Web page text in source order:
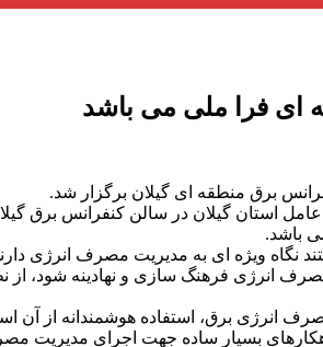
ای فرا ملی می باشد
برق منطقه ای گیلان برگزار شد.
استان گیلان در سالن کنفرانس برق
باشد.
نگاه ویژه ای به مدیریت مصرف انرژی
انرژی فرهنگ سازی و نهادینه شود،
برق، استفاده هوشمندانه از آن است